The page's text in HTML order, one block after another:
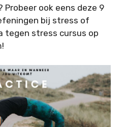
Probeer ook eens deze 9
bij stress of
tegen stress cursus op